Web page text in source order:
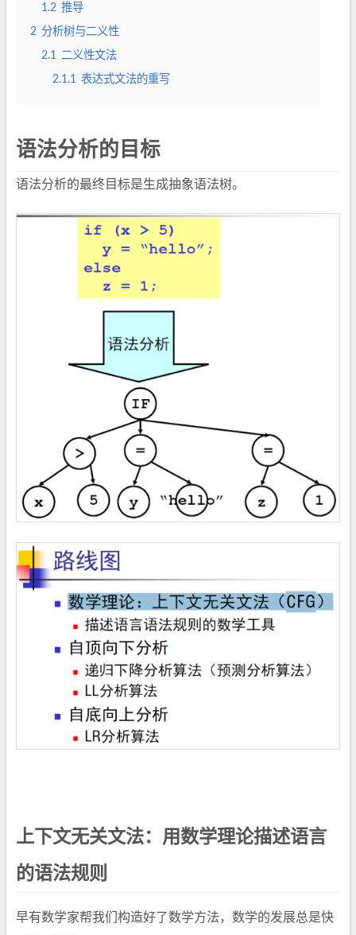
1.2 推导
2 分析树与二义性
2.1 二义性文法
2.1.1 表达式文法的重写
语法分析的目标
语法分析的最终目标是生成抽象语法树。
上下文无关文法：用数学理论描述语言
的语法规则
早有数学家帮我们构造好了数学方法，数学的发展总是快